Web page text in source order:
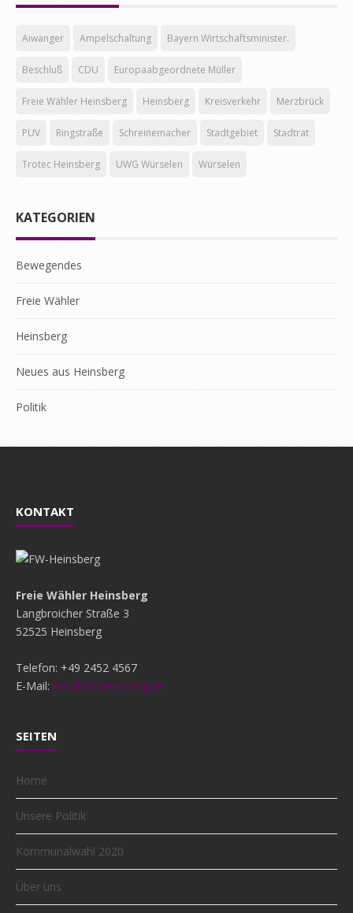
Aiwanger Ampelschaltung Bayern Wirtschaftsminister.
Beschluß CDU Europaabgeordnete Müller
Freie Wähler Heinsberg Heinsberg Kreisverkehr Merzbrück
PUV Ringstraße Schreinemacher Stadtgebiet Stadtrat
Trotec Heinsberg UWG Würselen Würselen
KATEGORIEN
Bewegendes
Freie Wähler
Heinsberg
Neues aus Heinsberg
Politik
KONTAKT
Freie Wähler Heinsberg
Langbroicher Straße 3
52525 Heinsberg
Telefon: +49 2452 4567
E-Mail: info@fw-heinsberg.de
SEITEN
Home
Unsere Politik
Kommunalwahl 2020
Über uns